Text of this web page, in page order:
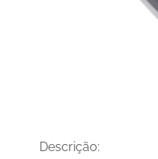
Descrição: